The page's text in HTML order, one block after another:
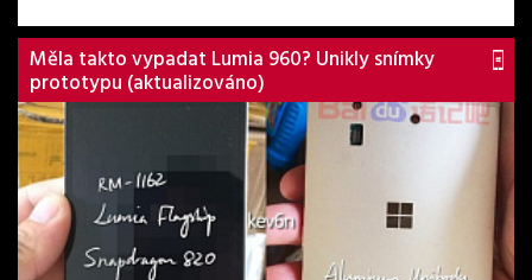
Měla takto vypadat Lumia 960? Unikly snímky
prototypu (aktualizováno)